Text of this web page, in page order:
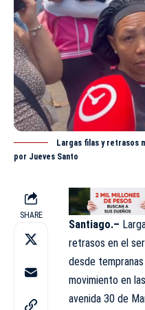
Largas filas y retrasos
por Jueves Santo
SHARE
Santiago.–
retrasos en el
desde
movimiento en
avenida 30 de